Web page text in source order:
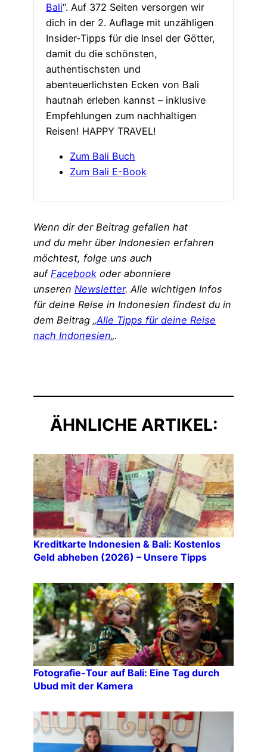
Bali“. Auf 372 Seiten versorgen wir
dich in der 2. Auflage mit unzähligen
Insider-Tipps für die Insel der Götter,
damit du die schönsten,
authentischsten und
abenteuerlichsten Ecken von Bali
hautnah erleben kannst – inklusive
Empfehlungen zum nachhaltigen
Reisen! HAPPY TRAVEL!
Zum Bali Buch
Zum Bali E-Book
Wenn dir der Beitrag gefallen hat
und du mehr über Indonesien erfahren
möchtest, folge uns auch
auf Facebook oder abonniere
unseren Newsletter. Alle wichtigen Infos
für deine Reise in Indonesien findest du in
dem Beitrag „Alle Tipps für deine Reise
nach Indonesien„.
ÄHNLICHE ARTIKEL:
Kreditkarte Indonesien & Bali: Kostenlos
Geld abheben (2026) – Unsere Tipps
Fotografie-Tour auf Bali: Eine Tag durch
Ubud mit der Kamera